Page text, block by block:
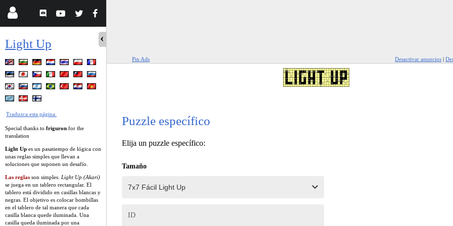
Light Up
Traduzca esta página.
Special thanks to friguron for the
translation
Light Up es un pasatiempo de lógica con
unas reglas simples que llevan a
soluciones que suponen un desafío.
Las reglas son simples. Light Up (Akari)
se juega en un tablero rectangular. El
tablero está dividido en casillas blancas y
negras. El objetivo es colocar bombillas
en el tablero de tal manera que cada
casilla blanca quede iluminada. Una
casilla queda iluminada por una
Pin Ads Desactivar anuncios |
Puzzle específico
Elija un puzzle específico:
Tamaño
ID